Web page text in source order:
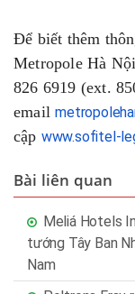
Để biết thêm
Metropole Hà
826 6919 (ext.
email
cập www.sofitel-
Bài liên quan
Meliá Hotels
tướng Tây Ban
Nam